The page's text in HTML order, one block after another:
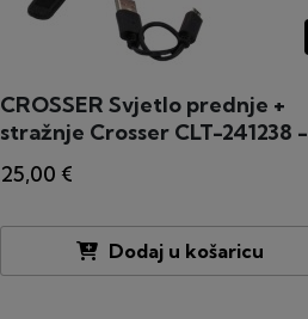
CROSSER Svjetlo prednje +
stražnje Crosser CLT-241238 -
USB punjenje
25,00 €
Dodaj u košaricu